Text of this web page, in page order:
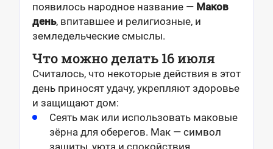
появилось народное название — Маков
день, впитавшее и религиозные, и
земледельческие смыслы.
Что можно делать 16 июля
Считалось, что некоторые действия в этот
день приносят удачу, укрепляют здоровье
и защищают дом:
Сеять мак или использовать маковые
зёрна для оберегов. Мак — символ
защиты, уюта и спокойствия.